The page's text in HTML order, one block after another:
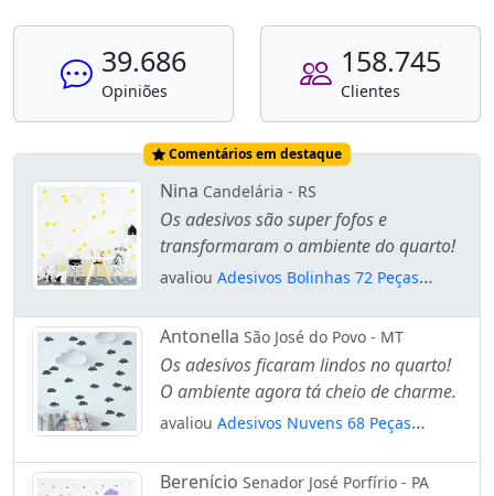
39.686
Opiniões
158.745
Clientes
Comentários em destaque
Nina Candelária - RS
Os adesivos são super fofos e
transformaram o ambiente do quarto!
avaliou Adesivos Bolinhas 72 Peças
Mod:78
Antonella São José do Povo - MT
Os adesivos ficaram lindos no quarto!
O ambiente agora tá cheio de charme.
avaliou Adesivos Nuvens 68 Peças
Mod:524
Berenício Senador José Porfírio - PA